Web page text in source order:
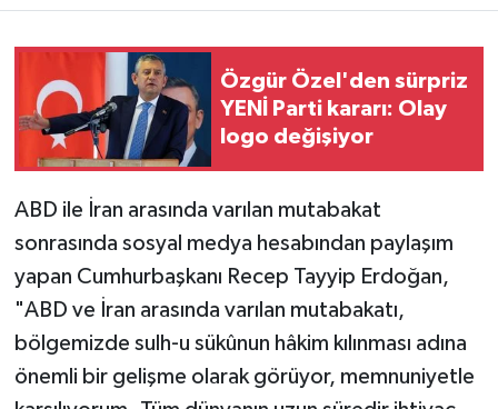
Özgür Özel'den sürpriz
YENİ Parti kararı: Olay
logo değişiyor
ABD ile İran arasında varılan mutabakat
sonrasında sosyal medya hesabından paylaşım
yapan Cumhurbaşkanı Recep Tayyip Erdoğan,
"ABD ve İran arasında varılan mutabakatı,
bölgemizde sulh-u sükûnun hâkim kılınması adına
önemli bir gelişme olarak görüyor, memnuniyetle
TEKNOLOJİ
YAŞAM
KÜLTÜR SANAT